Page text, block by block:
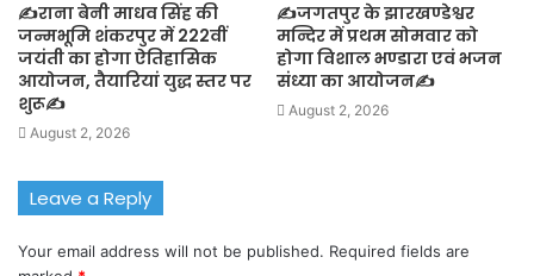
✍️राना बेनी माधव सिंह की
जन्मभूमि शंकरपुर में 222वीं
जयंती का होगा ऐतिहासिक
आयोजन, तैयारियां युद्ध स्तर पर
शुरू✍️
August 2, 2026
✍️जगतपुर के झारखण्डेश्वर
मन्दिर में प्रथम सोमवार को
होगा विशाल भण्डारा एवं भजन
संध्या का आयोजन✍️
August 2, 2026
Leave a Reply
Your email address will not be published. Required fields are